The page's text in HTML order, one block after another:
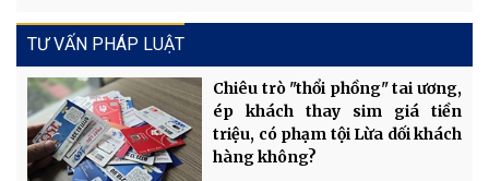
TƯ VẤN PHÁP LUẬT
Chiêu trò "thổi phồng" tai ương,
ép khách thay sim giá tiền
triệu, có phạm tội Lừa dối khách
hàng không?